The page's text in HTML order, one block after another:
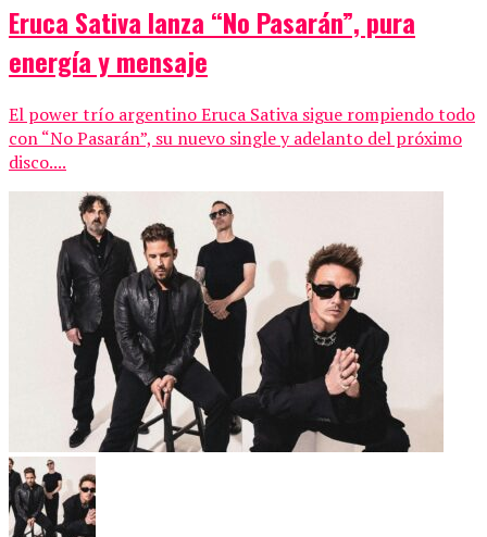
Eruca Sativa lanza “No Pasarán”, pura
energía y mensaje
El power trío argentino Eruca Sativa sigue rompiendo todo
con “No Pasarán”, su nuevo single y adelanto del próximo
disco....